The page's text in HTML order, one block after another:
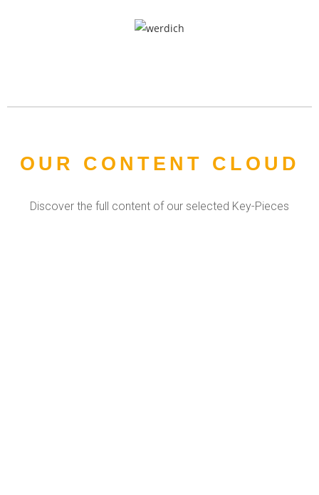
OUR CONTENT CLOUD
Discover the full content of our selected Key-Pieces